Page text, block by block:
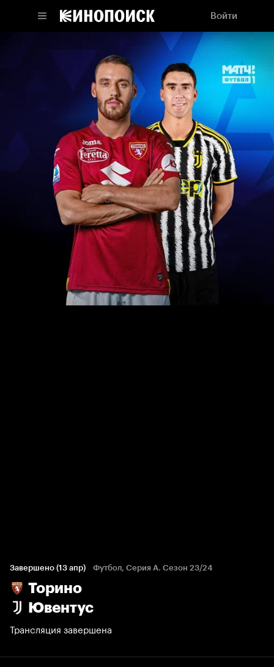
Войти
Завершено (13 апр) Футбол, Серия А. Сезон 23/24
Торино
Ювентус
Трансляция завершена